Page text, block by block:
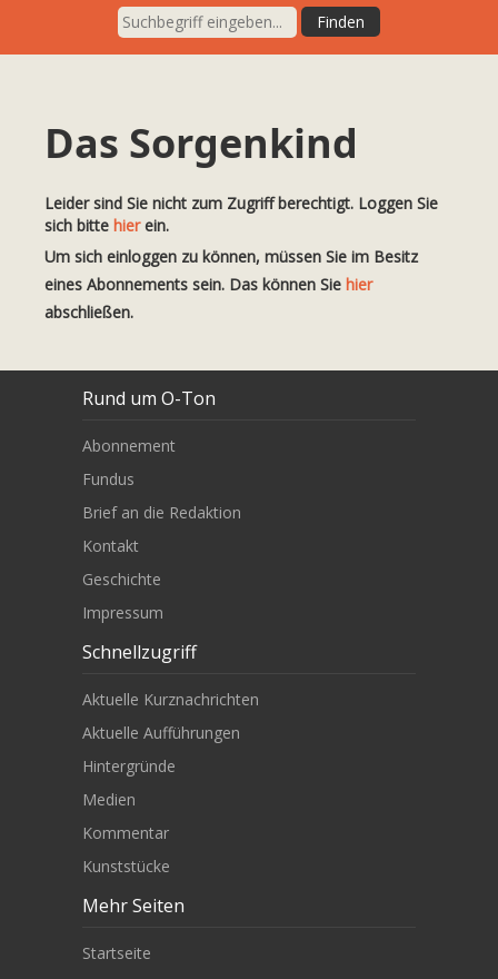
Das Sorgenkind
Leider sind Sie nicht zum Zugriff berechtigt. Loggen Sie
sich bitte hierein.
Um sich einloggen zu können, müssen Sie im Besitz
eines Abonnements sein. Das können Sie hier
abschließen.
Rund um O-Ton
Abonnement
Fundus
Brief an die Redaktion
Kontakt
Geschichte
Impressum
Schnellzugriff
Aktuelle Kurznachrichten
Aktuelle Aufführungen
Hintergründe
Medien
Kommentar
Kunststücke
Mehr Seiten
Startseite